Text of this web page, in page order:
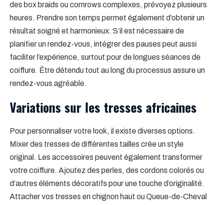
des box braids ou cornrows complexes, prévoyez plusieurs
heures. Prendre son temps permet également d’obtenir un
résultat soigné et harmonieux. S’il est nécessaire de
planifier un rendez-vous, intégrer des pauses peut aussi
faciliter l’expérience, surtout pour de longues séances de
coiffure. Être détendu tout au long du processus assure un
rendez-vous agréable.
Variations sur les tresses africaines
Pour personnaliser votre look, il existe diverses options.
Mixer des tresses de différentes tailles crée un style
original. Les accessoires peuvent également transformer
votre coiffure. Ajoutez des perles, des cordons colorés ou
d’autres éléments décoratifs pour une touche d’originalité.
Attacher vos tresses en chignon haut ou Queue-de-Cheval